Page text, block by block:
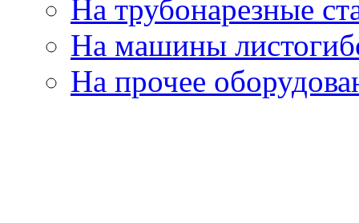
На трубонарезные
На машины
На прочее